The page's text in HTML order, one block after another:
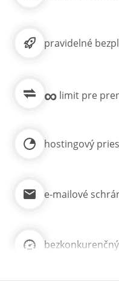
pravidelné
∞ limit pre
hostingový
e-mailové